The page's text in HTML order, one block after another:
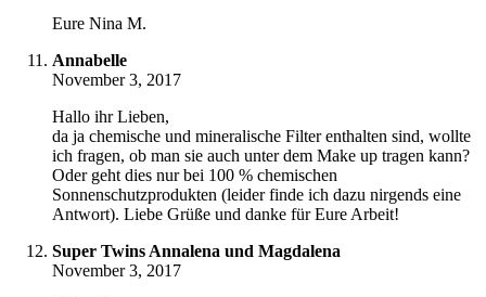
Eure Nina M.
Annabelle
November 3, 2017
Hallo ihr Lieben,
da ja chemische und mineralische Filter enthalten sind, wollte
ich fragen, ob man sie auch unter dem Make up tragen kann?
Oder geht dies nur bei 100 % chemischen
Sonnenschutzprodukten (leider finde ich dazu nirgends eine
Antwort). Liebe Grüße und danke für Eure Arbeit!
Super Twins Annalena und Magdalena
November 3, 2017